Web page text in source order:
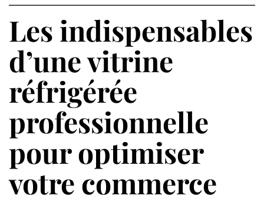
Les indispensables
d’une vitrine
réfrigérée
professionnelle
pour optimiser
votre commerce